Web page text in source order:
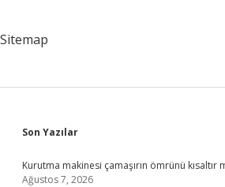
Sitemap
Sidebar
Son Yazılar
Kurutma makinesi çamaşırın ömrünü kısaltır
Ağustos 7, 2026